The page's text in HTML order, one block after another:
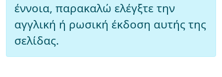
έννοια, παρακαλώ ελέγξτε την
αγγλική ή ρωσική έκδοση αυτής της
σελίδας.